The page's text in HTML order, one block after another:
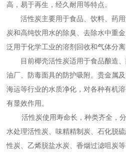
高，易于再生，经久耐用等特点。
活性炭主要用于食品、饮料、药用
炭和高纯饮用水的除臭、去除水中重
泛用于化学工业的溶剂回收和气体分离
目前椰壳活性炭适用于食品酿造、
油厂、防毒面具的防护吸附。贵金属
海运等行业的水质净化，对各种有机
有显效作用。
活性炭使用寿命长，种类齐全，分
水处理活性炭、味精精制炭、石化脱
性炭、乙烯脱盐水炭、香烟过滤咀炭